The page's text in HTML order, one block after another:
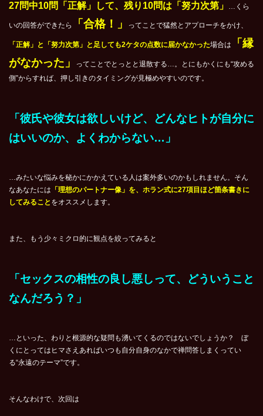
27問中10問「正解」して、残り10問は「努力次第」 …くら
いの回答ができたら 「合格！」 ってことで猛然とアプローチをかけ、
「正解」と「努力次第」と足しても2ケタの点数に届かなかった場合は
「縁
がなかった」
ってことでとっとと退散する…。とにもかくにも“攻める
側”からすれば、押し引きのタイミングが見極めやすいのです。
「彼氏や彼女は欲しいけど、どんなヒトが自分に
はいいのか、よくわからない…」
…みたいな悩みを秘かにかかえている人は案外多いのかもしれません。そん
なあなたには 「理想のパートナー像」を、ホラン式に27項目ほど箇条書きに
してみること をオススメします。
また、もう少々ミクロ的に観点を絞ってみると
「セックスの相性の良し悪しって、どういうこと
なんだろう？」
…といった、わりと根源的な疑問も湧いてくるのではないでしょうか？ ぼ
くにとってはヒマさえあればいつも自分自身のなかで禅問答しまくってい
る“永遠のテーマ”です。
そんなわけで、次回は